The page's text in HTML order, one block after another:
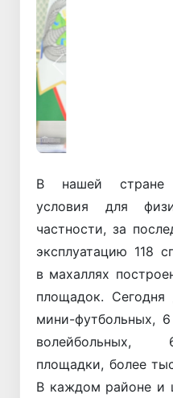
В нашей стране
условия для
частности, за
эксплуатацию 118
в махаллях
площадок.
мини-футбольных,
волейбольных,
площадки, более
В каждом районе и